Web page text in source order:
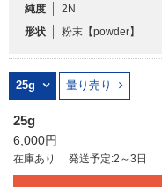
化学式で検索
CAS番号で検索
純度
2N
形状
粉末 【powder】
25g 量り売り
25g
6,000円
在庫あり 発送予定:2～3日